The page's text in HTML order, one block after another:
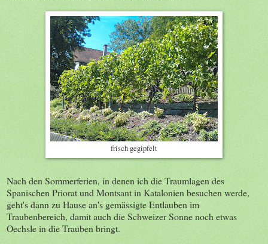
frisch gegipfelt
Nach den Sommerferien, in denen ich die Traumlagen des
Spanischen Priorat und Montsant in Katalonien besuchen werde,
geht's dann zu Hause an's gemässigte Entlauben im
Traubenbereich, damit auch die Schweizer Sonne noch etwas
Oechsle in die Trauben bringt.